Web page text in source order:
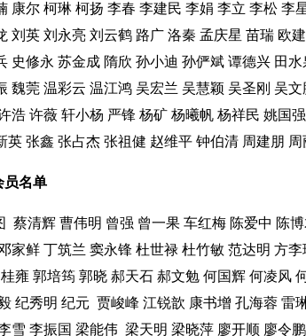
康尔 柯琳 柯扬 李春 李建民 李娟 李立 李松 李
刘英 刘永亮 刘云鹤 路广 洛秦 孟庆星 苗瑞 欧
史修永 苏金成 隋欣 孙小迪 孙俨斌 谭德兴 田水
魏莞 温彩云 温江鸿 吴宏兰 吴慧颖 吴圣刚 吴文
浩 许薇 轩小杨 严锋 杨矿 杨曦帆 杨祥民 姚国强
英 张鑫 张占杰 张祖健 赵维平 钟伯清 周建朋
员名单
蔡清辉 曹伟明 曾强 曾一果 车红梅 陈爱中 陈
家鲜 丁筑兰 窦永锋 杜世禄 杜竹敏 范达明 方李
桂雍 郭培筠 郭晓 郝天石 郝文勉 何国辉 何凌风
纪秀明 纪元 贾峻峰 江锐歆 康书增 孔海蓉 雷
雪 李振国 梁能伟 梁天明 梁晓萍 廖开顺 廖令鹏